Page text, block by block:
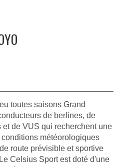
toutes saisons Grand
de berlines, de
de VUS qui recherchent une
météorologiques
route prévisible et sportive
Celsius Sport est doté d'une